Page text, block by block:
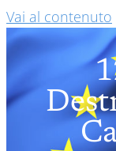
Vai al contenuto